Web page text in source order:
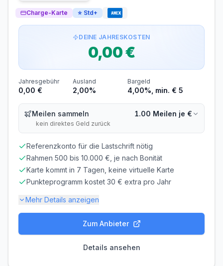
Bargeldabhebungen fallen sofort
Voraussetzungen
MINDESTEINKOMMEN
ab 0,00 €/Monat
SCHUFA-ABFRAGE
Erforderlich
GIROKONTO
Nicht erforderlich
Charge-Karte ⭐ Std+
DEINE JAHRESKOSTEN
0,00 €
Jahresgebühr
0,00 €
Ausland
2,00%
Bargeld
4,00%, min. € 5
Meilen sammeln
kein direktes Geld zurück
1.00 Meilen je €
Referenzkonto für die Lastschrift nötig
Rahmen 500 bis 10.000 €, je nach Bonität
Karte kommt in 7 Tagen, keine virtuelle Karte
Punkteprogramm kostet 30 € extra pro Jahr
Mehr Details anzeigen
Kostenlos
Zum Anbieter
Details ansehen